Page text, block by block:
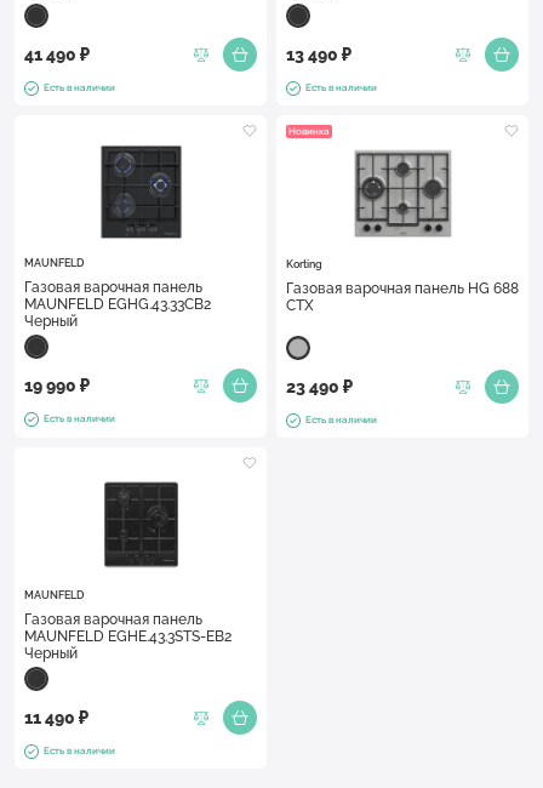
41 490 ₽
Есть в наличии
13 490 ₽
Есть в наличии
MAUNFELD
Газовая варочная панель
MAUNFELD EGHG.43.33CB2
Черный
19 990 ₽
Есть в наличии
Новинка
Korting
Газовая варочная панель HG 688
CTX
23 490 ₽
Есть в наличии
MAUNFELD
Газовая варочная панель
MAUNFELD EGHE.43.3STS-EB2
Черный
11 490 ₽
Есть в наличии